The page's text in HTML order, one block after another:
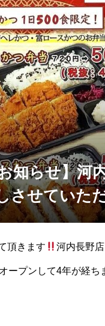
知らせ】河
させていた
頂きます 河内長野
ープンして4年が経ち